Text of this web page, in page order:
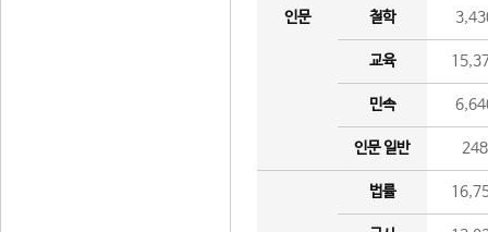
인문 철학
교육
민속
인문 일반 248
법률